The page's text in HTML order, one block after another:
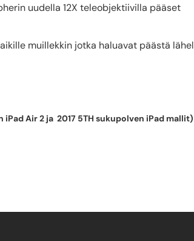
uudella 12X teleobjektiivilla pääset
muillekkin jotka haluavat päästä
iPad Air 2 ja 2017 5TH sukupolven iPad mallit)